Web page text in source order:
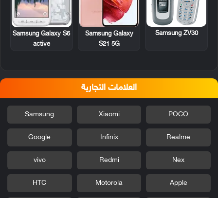
Samsung ZV30
Samsung Galaxy
S21 5G
Samsung Galaxy S6
active
العلامات التجارية
POCO
Xiaomi
Samsung
Realme
Infinix
Google
Nex
Redmi
vivo
Apple
Motorola
HTC